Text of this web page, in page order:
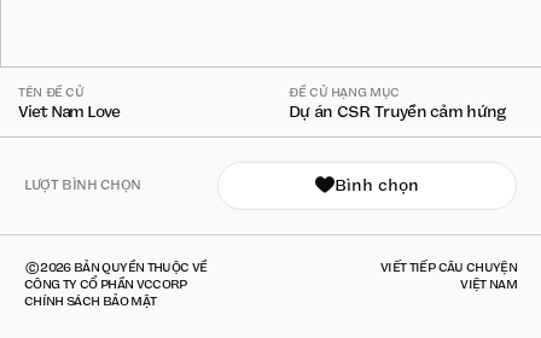
TÊN ĐỀ CỬ
Viet Nam Love
ĐỀ CỬ HẠNG MỤC
Dự án CSR Truyền cảm hứng
LƯỢT BÌNH CHỌN Bình chọn
©2026 BẢN QUYỀN THUỘC VỀ
CÔNG TY CỔ PHẦN VCCORP
CHÍNH SÁCH BẢO MẬT
VIẾT TIẾP CÂU CHUYỆN
VIỆT NAM